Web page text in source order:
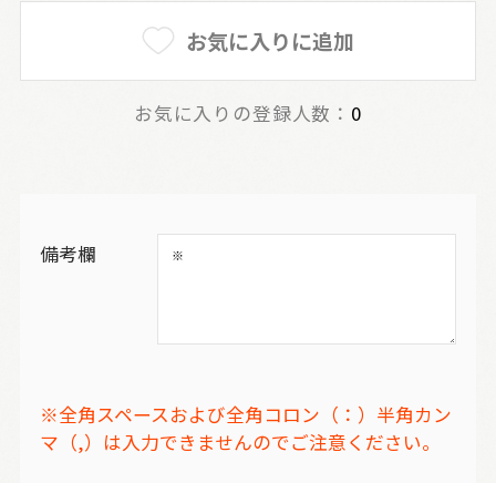
お気に入りに追加
お気に入りの登録人数： 0
備考欄
※全角スペースおよび全角コロン（：）半角カン
マ（,）は入力できませんのでご注意ください。